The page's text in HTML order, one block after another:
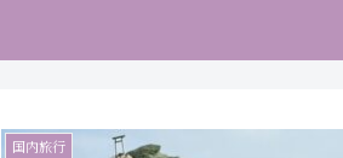
国内旅行